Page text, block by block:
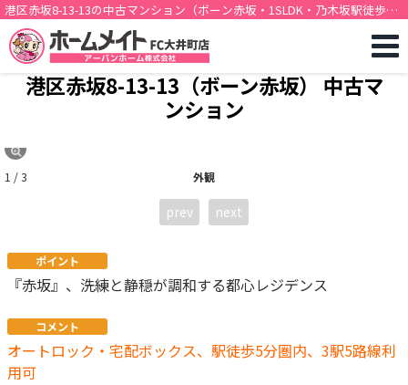
港区赤坂8-13-13の中古マンション（ボーン赤坂・1SLDK・乃木坂駅徒歩5
分）[12395]
港区赤坂8-13-13（ボーン赤坂） 中古マ
ンション
外観
1 / 3
prev next
ポイント
『赤坂』、洗練と静穏が調和する都心レジデンス
コメント
オートロック・宅配ボックス、駅徒歩5分圏内、3駅5路線利
用可